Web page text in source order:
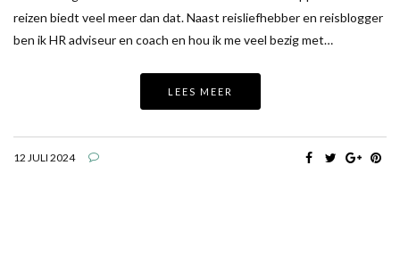
reizen biedt veel meer dan dat. Naast reisliefhebber en reisblogger
ben ik HR adviseur en coach en hou ik me veel bezig met…
LEES MEER
12 JULI 2024